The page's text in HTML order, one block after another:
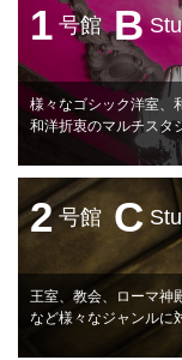
1 号館 B
様々なゴシック洋室、
和洋折衷のマルチスタ
2 号館 C
王室、教会、ローマ神
など様々なジャンルに